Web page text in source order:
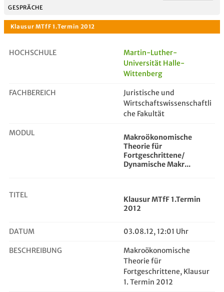
GESPRÄCHE
HOCHSCHULE
Martin-Luther-
Universität Halle-
Wittenberg
FACHBEREICH
Juristische und
Wirtschaftswissenschaftli
che Fakultät
MODUL
Makroökonomische
Theorie für
Fortgeschrittene/
Dynamische Makr...
TITEL
Klausur MTfF 1.Termin
2012
DATUM 03.08.12, 12:01 Uhr
BESCHREIBUNG
Makroökonomische
Theorie für
Fortgeschrittene, Klausur
1. Termin 2012